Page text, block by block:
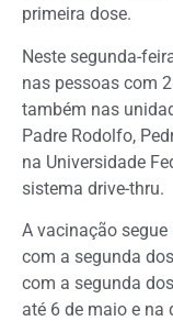
primeira dose.
Neste segunda-
nas pessoas com
também nas
Padre Rodolfo,
na Universidade
sistema drive-thru.
A vacinação
com a segunda
com a segunda
até 6 de maio e na